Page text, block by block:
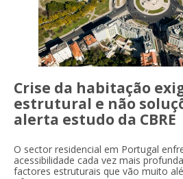
Crise da habitação
estrutural e não
alerta estudo da CBRE
O sector residencial em Portugal
acessibilidade cada vez mais
factores estruturais que vão muito